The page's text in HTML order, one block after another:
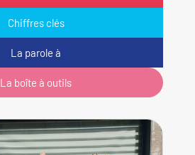
Chiffres clés
La parole à
La boîte à outils